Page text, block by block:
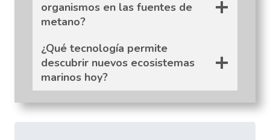
organismos en las fuentes de
metano?
¿Qué tecnología permite
descubrir nuevos ecosistemas
marinos hoy?